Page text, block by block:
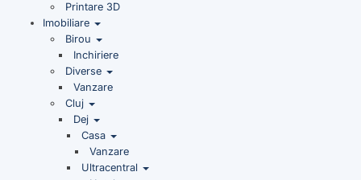
Printare 3D
Imobiliare
Birou
Inchiriere
Diverse
Vanzare
Cluj
Dej
Casa
Vanzare
Ultracentral